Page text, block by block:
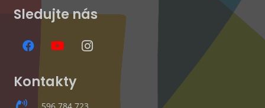
Sledujte nás
Kontakty